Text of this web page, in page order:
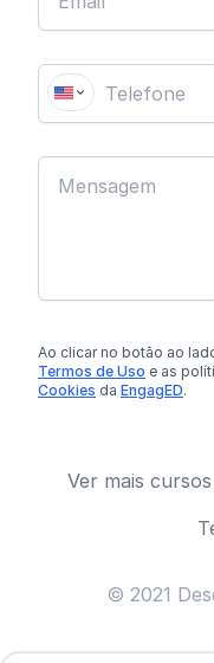
Ao clicar no botão ao
Termos de Uso e as
Cookies da EngagED.
Ver mais cursos
© 2021